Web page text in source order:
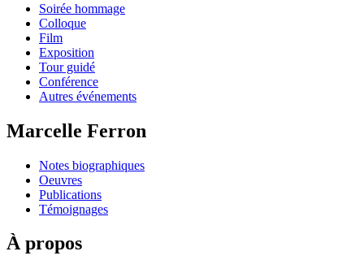
Soirée hommage
Colloque
Film
Exposition
Tour guidé
Conférence
Autres événements
Marcelle Ferron
Notes biographiques
Oeuvres
Publications
Témoignages
À propos